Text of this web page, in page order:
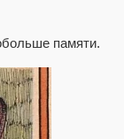
памяти.